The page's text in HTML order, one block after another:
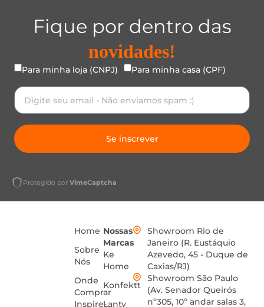
Fique por dentro das
novidades!
Para minha loja (CNPJ) Para minha casa (CPF)
Se inscrever
Protegido por VimeCaptcha
Home
Sobre
Nós
Onde
Comprar
Inspire-
Nossas
Marcas
Ke
Home
Konfektt
Lanty
Showroom Rio de
Janeiro (R. Eustáquio
Azevedo, 45 - Duque de
Caxias/RJ)
Showroom São Paulo
(Av. Senador Queirós
nº305, 10º andar salas 3,